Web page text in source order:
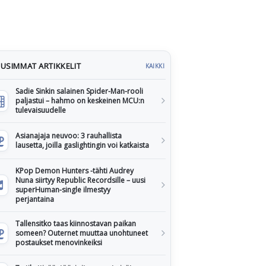
ARTIKKELIT KAIKKI
Sadie Sinkin salainen Spider-Man-rooli
paljastui – hahmo on keskeinen MCU:n
tulevaisuudelle
Asianajaja neuvoo: 3 rauhallista
lausetta, joilla gaslightingin voi katkaista
KPop Demon Hunters -tähti Audrey
Nuna siirtyy Republic Recordsille – uusi
superHuman-single ilmestyy
perjantaina
Tallensitko taas kiinnostavan paikan
someen? Outernet muuttaa unohtuneet
postaukset menovinkeiksi